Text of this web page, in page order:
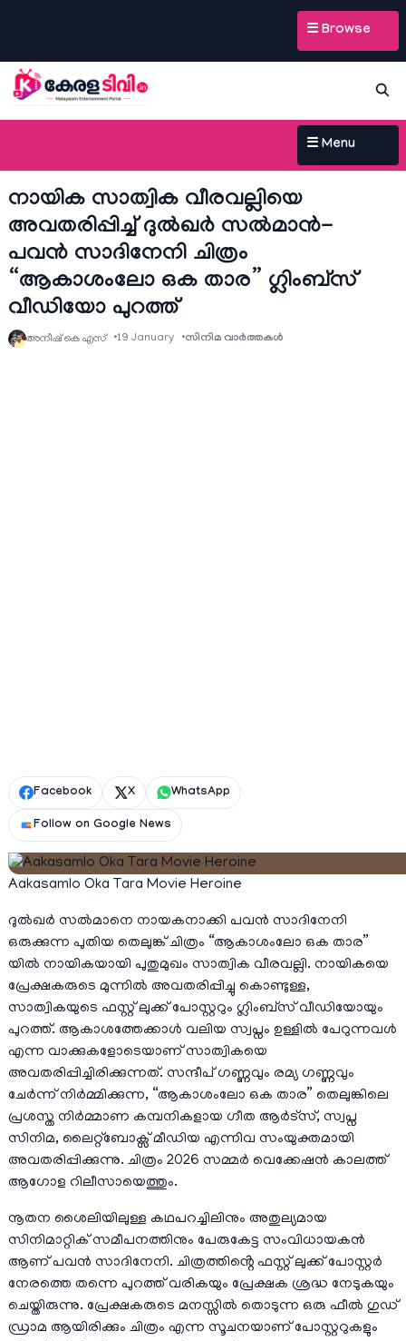
☰ Browse
☰ Menu
നായിക സാത്വിക വീരവല്ലിയെ
അവതരിപ്പിച്ച് ദുൽഖർ സൽമാൻ-
പവൻ സാദിനേനി ചിത്രം
“ആകാശംലോ ഒക താര” ഗ്ലിംബ്സ്
വീഡിയോ പുറത്ത്
അനീഷ്‌ കെ എസ് 19 January സിനിമ വാര്‍ത്തകള്‍
Facebook X WhatsApp
Follow on Google News
Aakasamlo Oka Tara Movie Heroine
ദുൽഖർ സൽമാനെ നായകനാക്കി പവൻ സാദിനേനി
ഒരുക്കുന്ന പുതിയ തെലുങ്ക് ചിത്രം “ആകാശംലോ ഒക താര”
യിൽ നായികയായി പുതുമുഖം സാത്വിക വീരവല്ലി. നായികയെ
പ്രേക്ഷകരുടെ മുന്നിൽ അവതരിപ്പിച്ചു കൊണ്ടുള്ള,
സാത്വികയുടെ ഫസ്റ്റ് ലുക്ക് പോസ്റ്ററും ഗ്ലിംബ്സ് വീഡിയോയും
പുറത്ത്. ആകാശത്തേക്കാൾ വലിയ സ്വപ്നം ഉള്ളിൽ പേറുന്നവൾ
എന്ന വാക്കുകളോടെയാണ് സാത്വികയെ
അവതരിപ്പിച്ചിരിക്കുന്നത്. സന്ദീപ് ഗണ്ണവും രമ്യ ഗണ്ണവും
ചേർന്ന് നിർമ്മിക്കുന്ന, “ആകാശംലോ ഒക താര” തെലുങ്കിലെ
പ്രശസ്ത നിർമ്മാണ കമ്പനികളായ ഗീത ആർട്സ്, സ്വപ്ന
സിനിമ, ലൈറ്റ്ബോക്സ് മീഡിയ എന്നിവ സംയുക്തമായി
അവതരിപ്പിക്കുന്നു. ചിത്രം 2026 സമ്മർ വെക്കേഷൻ കാലത്ത്
ആഗോള റിലീസായെത്തും.
നൂതന ശൈലിയിലുള്ള കഥപറച്ചിലിനും അതുല്യമായ
സിനിമാറ്റിക് സമീപനത്തിനും പേരുകേട്ട സംവിധായകൻ
ആണ് പവൻ സാദിനേനി. ചിത്രത്തിൻ്റെ ഫസ്റ്റ് ലുക്ക് പോസ്റ്റർ
നേരത്തെ തന്നെ പുറത്ത് വരികയും പ്രേക്ഷക ശ്രദ്ധ നേടുകയും
ചെയ്തിരുന്നു. പ്രേക്ഷകരുടെ മനസ്സിൽ തൊടുന്ന ഒരു ഫീൽ ഗുഡ്
ഡ്രാമ ആയിരിക്കും ചിത്രം എന്ന സൂചനയാണ് പോസ്റ്ററുകളും